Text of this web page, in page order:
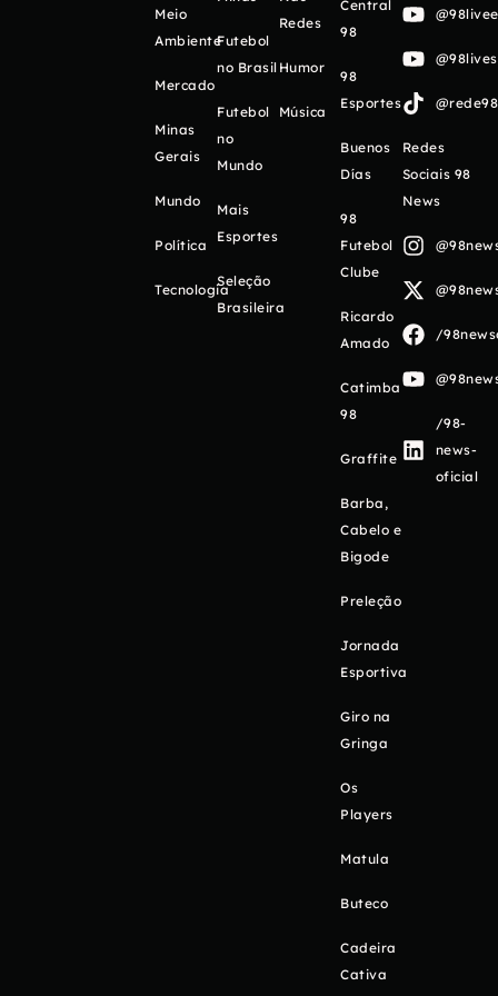
Meio
Ambiente
Mercado
Minas
Gerais
Mundo
Política
Tecnologia
Futebol
no Brasil
Futebol
no
Mundo
Mais
Esportes
Seleção
Brasileira
Redes
Humor
Música
Central
98
98
Esportes
Buenos
Días
98
Futebol
Clube
Ricardo
Amado
Catimba
98
Graffite
Barba,
Cabelo e
Bigode
Preleção
Jornada
Esportiva
Giro na
Gringa
Os
Players
Matula
Buteco
Cadeira
Cativa
Redes
Sociais 98
News
/
/98-
news-
oficial